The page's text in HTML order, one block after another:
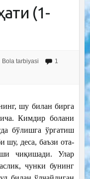
(1-
Bola tarbiyasi
1
шу билан бирга
Кимдир болани
бўлишга ўргатиш
шу, деса, баъзи ота-
чиқишади. Улар
чунки бунинг